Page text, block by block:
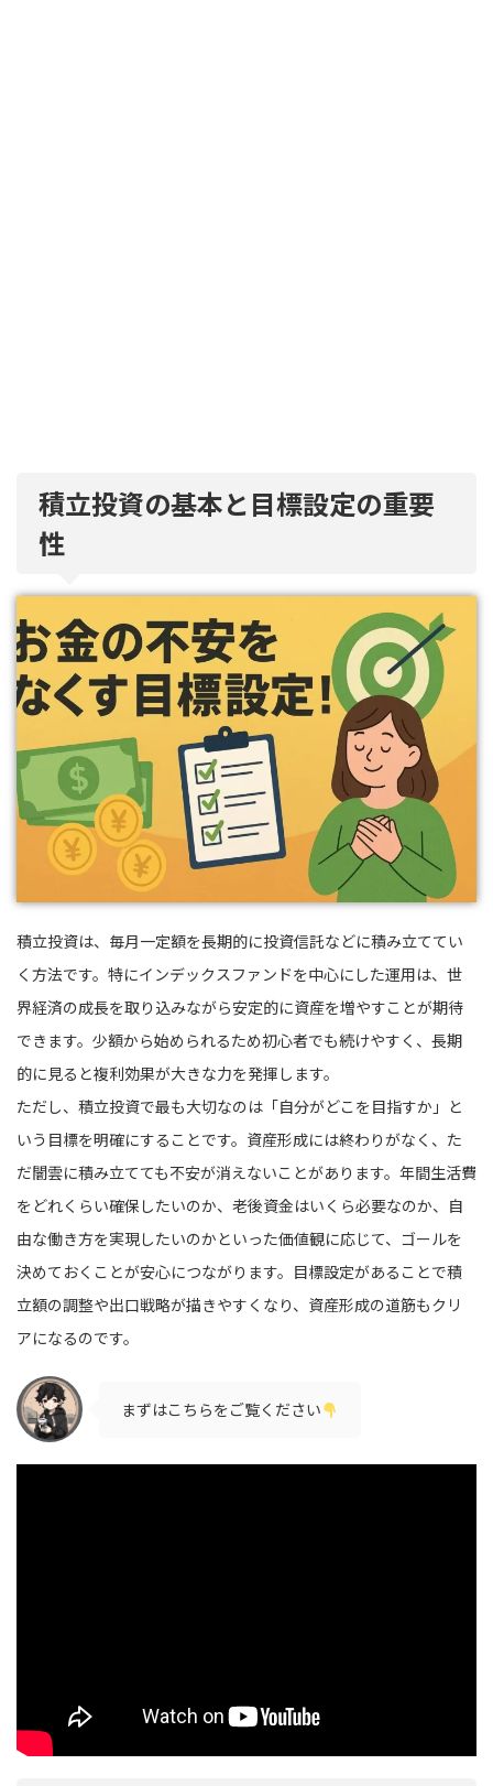
積立投資の基本と目標設定の重要
性
積立投資は、毎月一定額を長期的に投資信託などに積み立ててい
く方法です。特にインデックスファンドを中心にした運用は、世
界経済の成長を取り込みながら安定的に資産を増やすことが期待
できます。少額から始められるため初心者でも続けやすく、長期
的に見ると複利効果が大きな力を発揮します。
ただし、積立投資で最も大切なのは「自分がどこを目指すか」と
いう目標を明確にすることです。資産形成には終わりがなく、た
だ闇雲に積み立てても不安が消えないことがあります。年間生活費
をどれくらい確保したいのか、老後資金はいくら必要なのか、自
由な働き方を実現したいのかといった価値観に応じて、ゴールを
決めておくことが安心につながります。目標設定があることで積
立額の調整や出口戦略が描きやすくなり、資産形成の道筋もクリ
アになるのです。
まずはこちらをご覧ください